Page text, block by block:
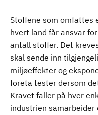
Stoffene som omfattes
hvert land får ansvar
antall stoffer. Det
skal sende inn
miljøeffekter og
foreta tester dersom
Kravet faller på hver
industrien samarbeider